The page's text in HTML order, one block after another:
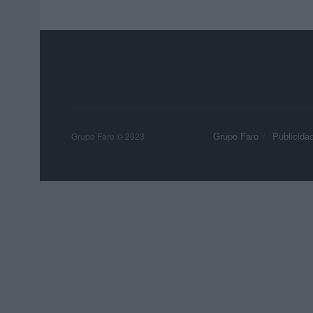
Grupo Faro Publicidad
Grupo Faro © 2023